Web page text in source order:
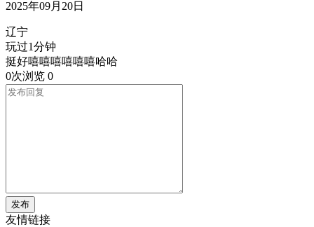
2025年09月20日
辽宁
玩过1分钟
挺好嘻嘻嘻嘻嘻嘻哈哈
0次浏览 0
发布
友情链接